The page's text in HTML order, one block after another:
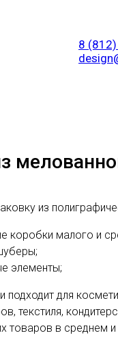
8
из
коробки малого и
элементы;
подходит для
текстиля,
товаров в среднем